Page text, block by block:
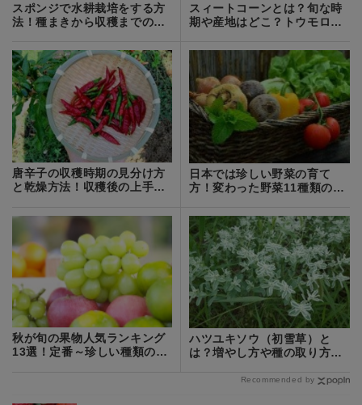
スポンジで水耕栽培をする方
法！種まきから収穫までの流
スィートコーンとは？旬な時
期や産地はどこ？トウモロコ
唐辛子の収穫時期の見分け方
と乾燥方法！収穫後の上手な
日本では珍しい野菜の育て
方！変わった野菜11種類の栽
秋が旬の果物人気ランキング
13選！定番～珍しい種類のフ
ハツユキソウ（初雪草）と
は？増やし方や種の取り方な
Recommended by